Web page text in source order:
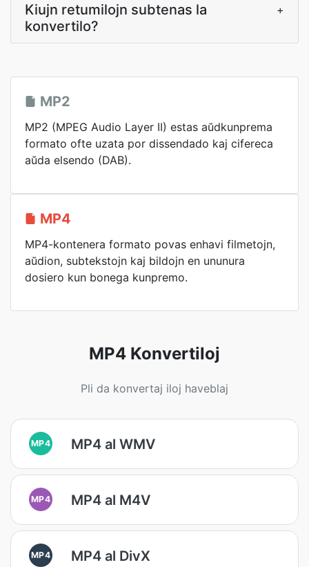
Kiujn retumilojn subtenas la
konvertilo?
+
MP2
MP2 (MPEG Audio Layer II) estas aŭdkunprema
formato ofte uzata por dissendado kaj cifereca
aŭda elsendo (DAB).
MP4
MP4-kontenera formato povas enhavi filmetojn,
aŭdion, subtekstojn kaj bildojn en ununura
dosiero kun bonega kunpremo.
MP4 Konvertiloj
Pli da konvertaj iloj haveblaj
MP4 MP4 al WMV
MP4 MP4 al M4V
MP4 MP4 al DivX